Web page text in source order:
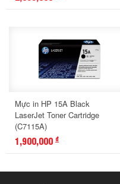
Mực in HP 15A Black
LaserJet Toner Cartridge
(C7115A)
1,900,000 đ